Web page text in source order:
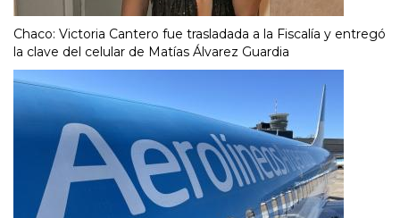
Chaco: Victoria Cantero fue trasladada a la Fiscalía y entregó
la clave del celular de Matías Álvarez Guardia